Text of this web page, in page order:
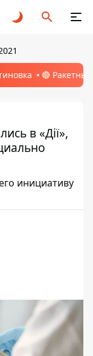
🔴
в «Дії»,
инициативу